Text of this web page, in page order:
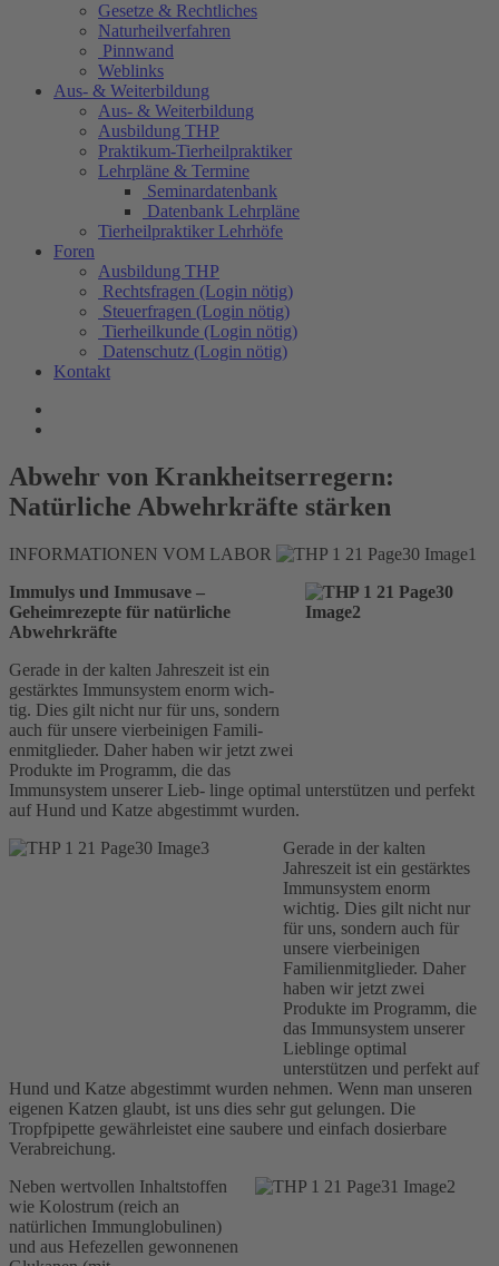
Gesetze & Rechtliches
Naturheilverfahren
Pinnwand
Weblinks
Aus- & Weiterbildung
Aus- & Weiterbildung
Ausbildung THP
Praktikum-Tierheilpraktiker
Lehrpläne & Termine
Seminardatenbank
Datenbank Lehrpläne
Tierheilpraktiker Lehrhöfe
Foren
Ausbildung THP
Rechtsfragen (Login nötig)
Steuerfragen (Login nötig)
Tierheilkunde (Login nötig)
Datenschutz (Login nötig)
Kontakt
Abwehr von Krankheitserregern:
Natürliche Abwehrkräfte stärken
INFORMATIONEN VOM LABOR
Immulys und Immusave –
Geheimrezepte für natürliche
Abwehrkräfte
Gerade in der kalten Jahreszeit ist ein
gestärktes Immunsystem enorm wich-
tig. Dies gilt nicht nur für uns, sondern
auch für unsere vierbeinigen Famili-
enmitglieder. Daher haben wir jetzt zwei
Produkte im Programm, die das
Immunsystem unserer Lieb- linge optimal unterstützen und perfekt
auf Hund und Katze abgestimmt wurden.
Gerade in der kalten
Jahreszeit ist ein gestärktes
Immunsystem enorm
wichtig. Dies gilt nicht nur
für uns, sondern auch für
unsere vierbeinigen
Familienmitglieder. Daher
haben wir jetzt zwei
Produkte im Programm, die
das Immunsystem unserer
Lieblinge optimal
unterstützen und perfekt auf
Hund und Katze abgestimmt wurden nehmen. Wenn man unseren
eigenen Katzen glaubt, ist uns dies sehr gut gelungen. Die
Tropfpipette gewährleistet eine saubere und einfach dosierbare
Verabreichung.
Neben wertvollen Inhaltstoffen
wie Kolostrum (reich an
natürlichen Immunglobulinen)
und aus Hefezellen gewonnenen